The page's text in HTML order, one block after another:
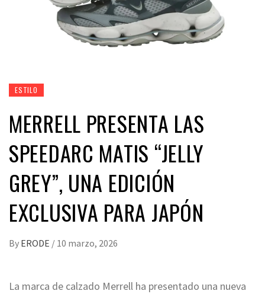
ESTILO
MERRELL PRESENTA LAS
SPEEDARC MATIS “JELLY
GREY”, UNA EDICIÓN
EXCLUSIVA PARA JAPÓN
By ERODE / 10 marzo, 2026
La marca de calzado Merrell ha presentado una nueva